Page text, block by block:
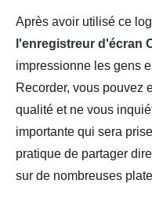
Après avoir utilisé ce
l'enregistreur d'écran
impressionne les gens
Recorder, vous pouvez
qualité et ne vous
importante qui sera
pratique de partager
sur de nombreuses